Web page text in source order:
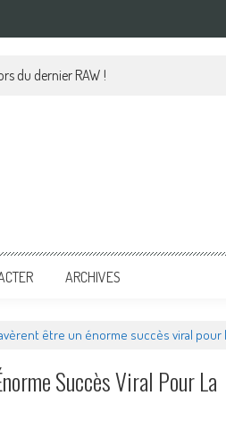
du dernier RAW !
ARCHIVES
être un énorme succès viral pour
Succès Viral Pour La